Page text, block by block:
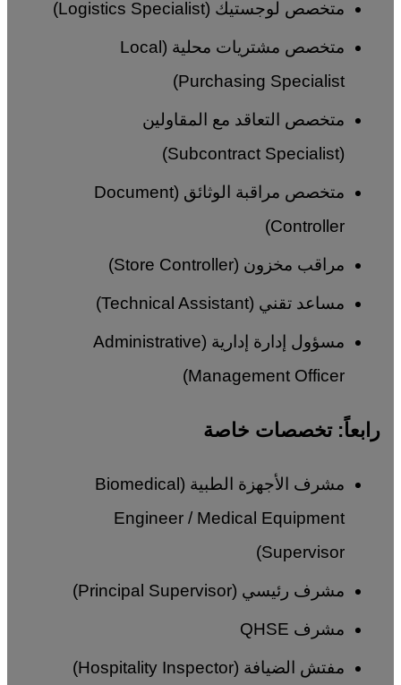
متخصص لوجستيك (Logistics Specialist)
متخصص مشتريات محلية (Local
Purchasing Specialist)
متخصص التعاقد مع المقاولين
(Subcontract Specialist)
متخصص مراقبة الوثائق (Document
Controller)
مراقب مخزون (Store Controller)
مساعد تقني (Technical Assistant)
مسؤول إدارة إدارية (Administrative
Management Officer)
رابعاً: تخصصات خاصة
مشرف الأجهزة الطبية (Biomedical
Engineer / Medical Equipment
Supervisor)
مشرف رئيسي (Principal Supervisor)
مشرف QHSE
مفتش الضيافة (Hospitality Inspector)